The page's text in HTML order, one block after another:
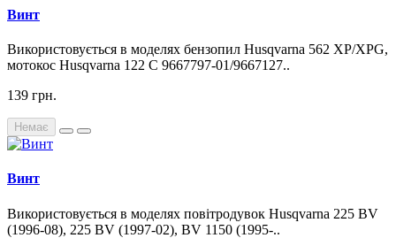
Винт
Використовується в моделях бензопил Husqvarna 562 XP/XPG,
мотокос Husqvarna 122 C 9667797-01/9667127..
139 грн.
Немає
Винт
Використовується в моделях повітродувок Husqvarna 225 BV
(1996-08), 225 BV (1997-02), BV 1150 (1995-..